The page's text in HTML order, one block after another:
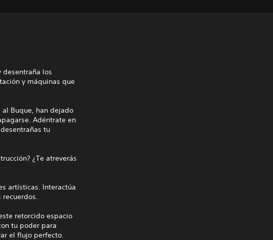
los
y máquinas que
Buque, han dejado
Adéntrate en
tu
¿Te atreverás
artísticas. Interactúa
recuerdos.
retorcido espacio
tu poder para
el flujo perfecto.